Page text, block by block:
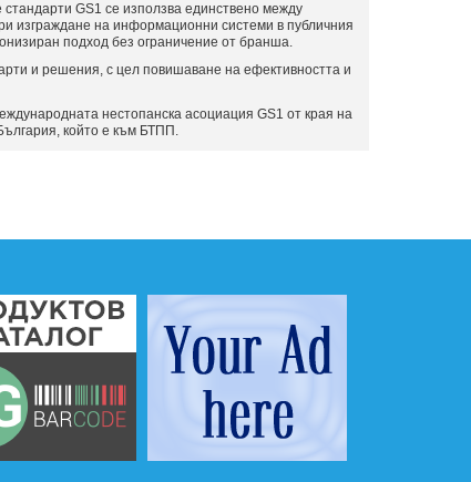
GS1 се използва единствено между
изграждане на информационни системи в публичния
подход без ограничение от бранша.
и решения, с цел повишаване на ефективността и
нестопанска асоциация GS1 от края на
който е към БТПП.